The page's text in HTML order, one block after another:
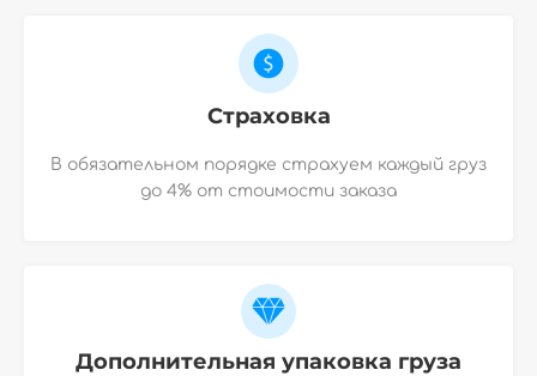
Страховка
В обязательном порядке страхуем каждый груз
до 4% от стоимости заказа
Дополнительная упаковка груза